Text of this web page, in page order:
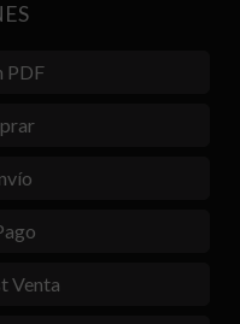
PDF
Venta